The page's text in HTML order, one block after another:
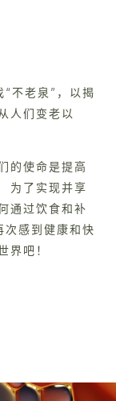
不老泉”，以揭
人们变老以
的使命是提高
为了实现并享
通过饮食和补
次感到健康和快
界吧！